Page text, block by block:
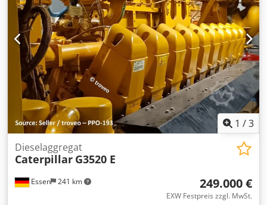
1 /3
Essen 241 km
Dieselaggregat
Caterpillar G3520 E
249.000 €
EXW Festpreis zzgl. MwSt.